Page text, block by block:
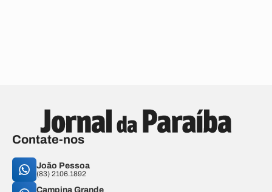
Contate-nos
João Pessoa
(83) 2106.1892
Campina Grande